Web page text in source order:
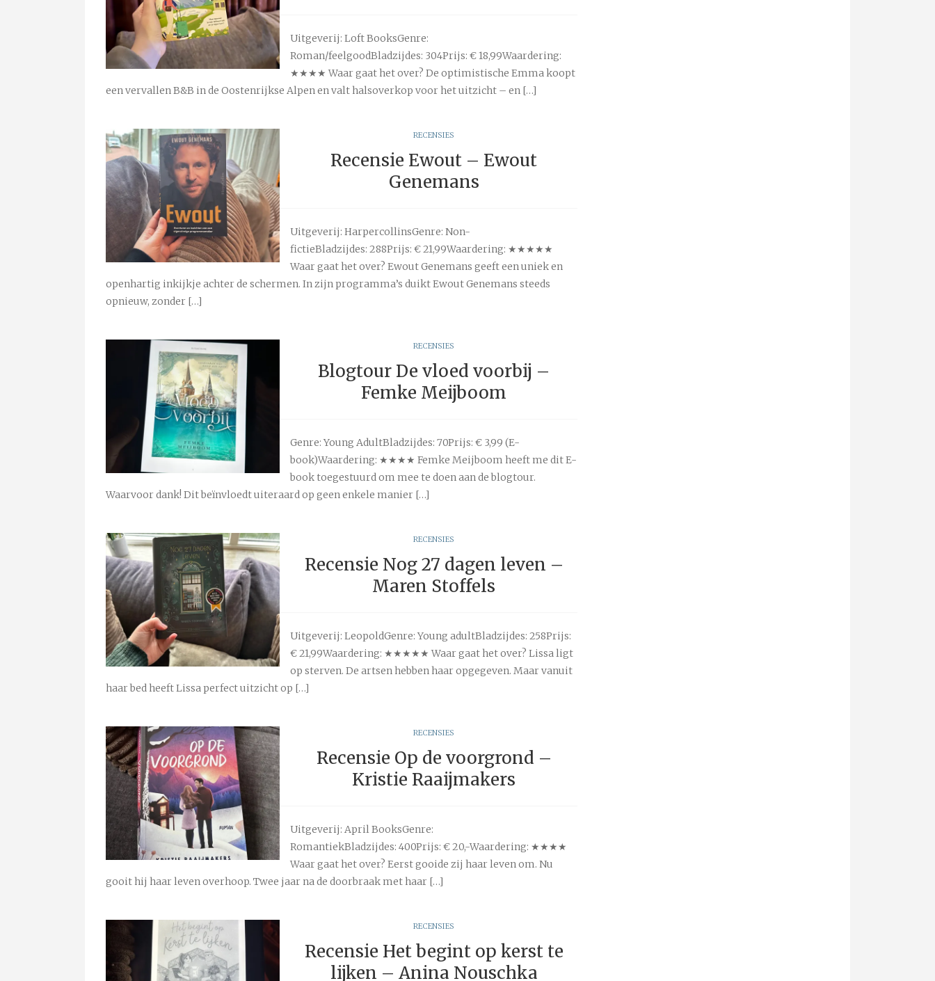
Uitgeverij: Loft BooksGenre:
Roman/feelgoodBladzijdes: 304Prijs: € 18,99Waardering:
★★★★ Waar gaat het over? De optimistische Emma koopt
een vervallen B&B in de Oostenrijkse Alpen en valt halsoverkop voor het uitzicht – en […]
RECENSIES
Recensie Ewout – Ewout
Genemans
Uitgeverij: HarpercollinsGenre: Non-
fictieBladzijdes: 288Prijs: € 21,99Waardering: ★★★★★
Waar gaat het over? Ewout Genemans geeft een uniek en
openhartig inkijkje achter de schermen. In zijn programma’s duikt Ewout Genemans steeds
opnieuw, zonder […]
RECENSIES
Blogtour De vloed voorbij –
Femke Meijboom
Genre: Young AdultBladzijdes: 70Prijs: € 3,99 (E-
book)Waardering: ★★★★ Femke Meijboom heeft me dit E-
book toegestuurd om mee te doen aan de blogtour.
Waarvoor dank! Dit beïnvloedt uiteraard op geen enkele manier […]
RECENSIES
Recensie Nog 27 dagen leven –
Maren Stoffels
Uitgeverij: LeopoldGenre: Young adultBladzijdes: 258Prijs:
€ 21,99Waardering: ★★★★★ Waar gaat het over? Lissa ligt
op sterven. De artsen hebben haar opgegeven. Maar vanuit
haar bed heeft Lissa perfect uitzicht op […]
RECENSIES
Recensie Op de voorgrond –
Kristie Raaijmakers
Uitgeverij: April BooksGenre:
RomantiekBladzijdes: 400Prijs: € 20,-Waardering: ★★★★
Waar gaat het over? Eerst gooide zij haar leven om. Nu
gooit hij haar leven overhoop. Twee jaar na de doorbraak met haar […]
RECENSIES
Recensie Het begint op kerst te
lijken – Anina Nouschka